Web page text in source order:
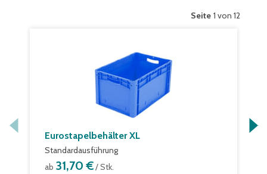
Seite 1 von 12
Eurostapelbehälter XL
Standardausführung
ab 31,70 €/ Stk.